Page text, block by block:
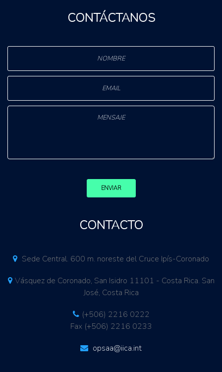
CONTÁCTANOS
ENVIAR
CONTACTO
Sede Central. 600 m. noreste del Cruce Ipís-Coronado
Vásquez de Coronado, San Isidro 11101 - Costa Rica. San
José, Costa Rica
(+506) 2216 0222
Fax (+506) 2216 0233
opsaa@iica.int